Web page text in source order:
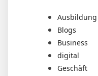
Ausbildung
Blogs
Business
digital
Geschäft